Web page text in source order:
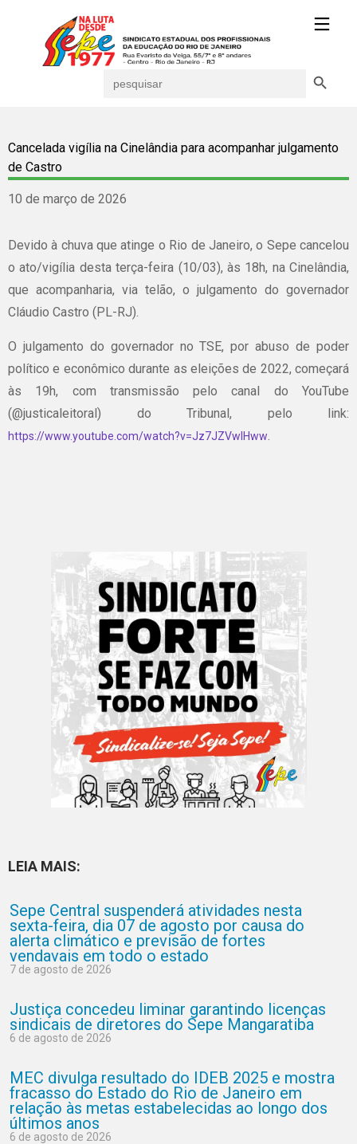
for:
Cancelada vigília na Cinelândia para acompanhar julgamento
de Castro
10 de março de 2026
Devido à chuva que atinge o Rio de Janeiro, o Sepe cancelou
o ato/vigília desta terça-feira (10/03), às 18h, na Cinelândia,
que acompanharia, via telão, o julgamento do governador
Cláudio Castro (PL-RJ).
O julgamento do governador no TSE, por abuso de poder
político e econômico durante as eleições de 2022, começará
às 19h, com transmissão pelo canal do YouTube
(@justicaleitoral) do Tribunal, pelo link:
https://www.youtube.com/watch?v=Jz7JZVwlHww.
LEIA MAIS:
Sepe Central suspenderá atividades nesta
sexta-feira, dia 07 de agosto por causa do
alerta climático e previsão de fortes
vendavais em todo o estado
7 de agosto de 2026
Justiça concedeu liminar garantindo licenças
sindicais de diretores do Sepe Mangaratiba
6 de agosto de 2026
MEC divulga resultado do IDEB 2025 e mostra
fracasso do Estado do Rio de Janeiro em
relação às metas estabelecidas ao longo dos
últimos anos
6 de agosto de 2026